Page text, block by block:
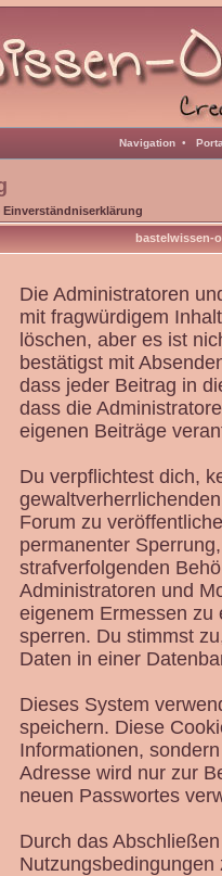
Navigation •
Einverständniserklärung
bastelwissen-
Die Administratoren
mit fragwürdigem
löschen, aber es ist
bestätigst mit
dass jeder Beitrag in
dass die
eigenen Beiträge
Du verpflichtest dich,
Forum zu
permanenter
strafverfolgenden
Administratoren und
eigenem Ermessen zu
sperren. Du stimmst
Daten in einer
Dieses System
speichern. Diese
Informationen,
Adresse wird nur zur
neuen Passwortes
Durch das
Nutzungsbedingungen